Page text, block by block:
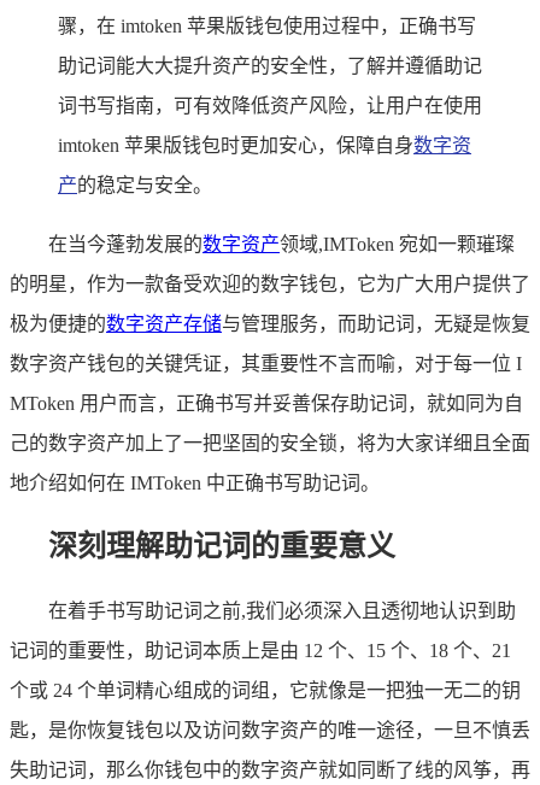
骤，在 imtoken 苹果版钱包使用过程中，正确书写
助记词能大大提升资产的安全性，了解并遵循助记
词书写指南，可有效降低资产风险，让用户在使用
imtoken 苹果版钱包时更加安心，保障自身数字资
产的稳定与安全。
在当今蓬勃发展的数字资产领域,IMToken 宛如一颗璀璨
的明星，作为一款备受欢迎的数字钱包，它为广大用户提供了
极为便捷的数字资产存储与管理服务，而助记词，无疑是恢复
数字资产钱包的关键凭证，其重要性不言而喻，对于每一位 I
MToken 用户而言，正确书写并妥善保存助记词，就如同为自
己的数字资产加上了一把坚固的安全锁，将为大家详细且全面
地介绍如何在 IMToken 中正确书写助记词。
深刻理解助记词的重要意义
在着手书写助记词之前,我们必须深入且透彻地认识到助
记词的重要性，助记词本质上是由 12 个、15 个、18 个、21
个或 24 个单词精心组成的词组，它就像是一把独一无二的钥
匙，是你恢复钱包以及访问数字资产的唯一途径，一旦不慎丢
失助记词，那么你钱包中的数字资产就如同断了线的风筝，再